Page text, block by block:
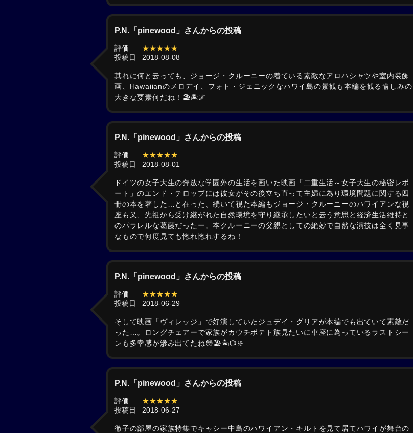
P.N.「pinewood」さんからの投稿
評価
★★★★★
投稿日
2018-08-08
其れに何と云っても、ジョージ・クルーニーの着ている素敵なアロハシャツや室内装飾
画、Hawaiianのメロデイ、フォト・ジェニックなハワイ島の景観も本編を観る愉しみの
大きな要素何だね！🏖️🏝️🌌
P.N.「pinewood」さんからの投稿
評価
★★★★★
投稿日
2018-08-01
ドイツの女子大生の奔放な学園外の生活を画いた映画「二重生活～女子大生の秘密レポ
ート」のエンド・テロップには彼女がその後立ち直って主婦に為り環境問題に関する四
冊の本を著した…と在った、続いて視た本編もジョージ・クルーニーのハワイアンな視
座も又、先祖から受け継がれた自然環境を守り継承したいと云う意思と経済生活維持と
のパラレルな葛藤だったー。本クルーニーの父親としての絶妙で自然な演技は全く見事
なもので何度見ても惚れ惚れするね！
P.N.「pinewood」さんからの投稿
評価
★★★★★
投稿日
2018-06-29
そして映画「ヴィレッジ」で好演していたジュデイ・グリアが本編でも出ていて素敵だ
った…。ロングチェアーで家族がカウチポテト族見たいに車座に為っているラストシー
ンも多幸感が滲み出てたね😳🏖️🏝️📺❇️
P.N.「pinewood」さんからの投稿
評価
★★★★★
投稿日
2018-06-27
徹子の部屋の家族特集でキャシー中島のハワイアン・キルトを見て居てハワイが舞台の